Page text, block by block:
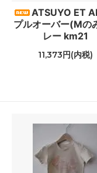
ATSUYO ET
プルオーバー(Mの
レー km21
11,373円(内税)